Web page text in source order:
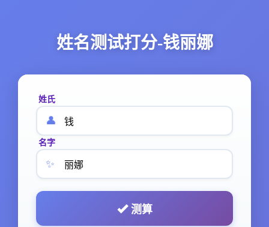
姓名测试打分-钱丽娜
姓氏
👤
名字
✨
测算